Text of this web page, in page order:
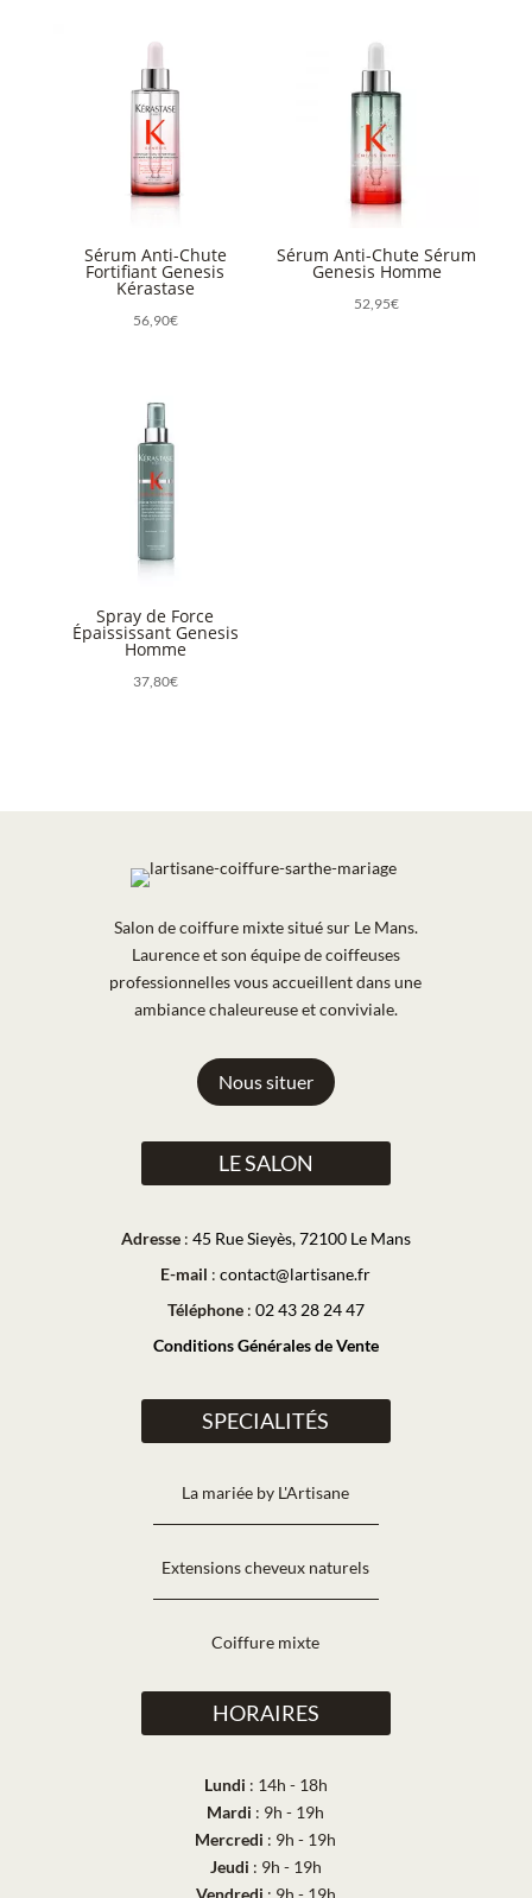
Sérum Anti-Chute
Fortifiant Genesis
Kérastase
56,90€
Sérum Anti-Chute Sérum
Genesis Homme
52,95€
Spray de Force
Épaississant Genesis
Homme
37,80€
Salon de coiffure mixte situé sur Le Mans.
Laurence et son équipe de coiffeuses
professionnelles vous accueillent dans une
ambiance chaleureuse et conviviale.
Nous situer
LE SALON
Adresse: 45 Rue Sieyès, 72100 Le Mans
E-mail :contact@lartisane.fr
Téléphone: 02 43 28 24 47
Conditions Générales de Vente
SPECIALITÉS
La mariée by L'Artisane
Extensions cheveux naturels
Coiffure mixte
HORAIRES
Lundi : 14h - 18h
Mardi : 9h - 19h
Mercredi : 9h - 19h
Jeudi : 9h - 19h